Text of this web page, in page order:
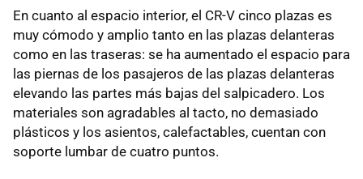
En cuanto al espacio interior, el CR-V cinco plazas es
muy cómodo y amplio tanto en las plazas delanteras
como en las traseras: se ha aumentado el espacio para
las piernas de los pasajeros de las plazas delanteras
elevando las partes más bajas del salpicadero. Los
materiales son agradables al tacto, no demasiado
plásticos y los asientos, calefactables, cuentan con
soporte lumbar de cuatro puntos.